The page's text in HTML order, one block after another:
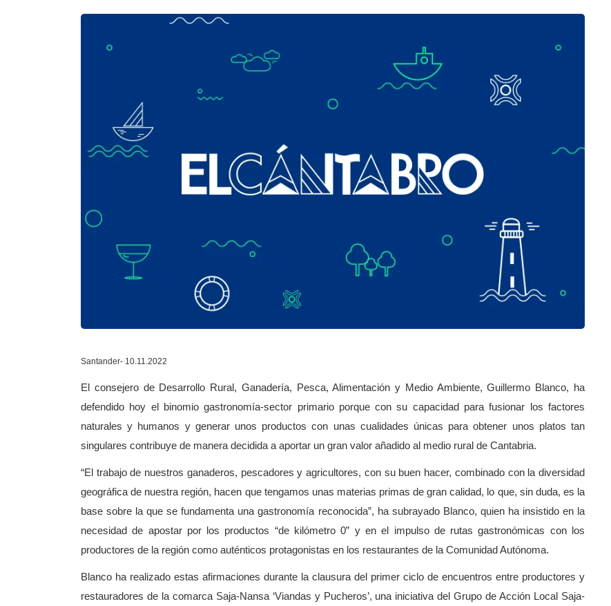
Santander- 10.11.2022
El consejero de Desarrollo Rural, Ganadería, Pesca, Alimentación y Medio Ambiente, Guillermo Blanco, ha
defendido hoy el binomio gastronomía-sector primario porque con su capacidad para fusionar los factores
naturales y humanos y generar unos productos con unas cualidades únicas para obtener unos platos tan
singulares contribuye de manera decidida a aportar un gran valor añadido al medio rural de Cantabria.
“El trabajo de nuestros ganaderos, pescadores y agricultores, con su buen hacer, combinado con la diversidad
geográfica de nuestra región, hacen que tengamos unas materias primas de gran calidad, lo que, sin duda, es la
base sobre la que se fundamenta una gastronomía reconocida”, ha subrayado Blanco, quien ha insistido en la
necesidad de apostar por los productos “de kilómetro 0” y en el impulso de rutas gastronómicas con los
productores de la región como auténticos protagonistas en los restaurantes de la Comunidad Autónoma.
Blanco ha realizado estas afirmaciones durante la clausura del primer ciclo de encuentros entre productores y
restauradores de la comarca Saja-Nansa ‘Viandas y Pucheros’, una iniciativa del Grupo de Acción Local Saja-